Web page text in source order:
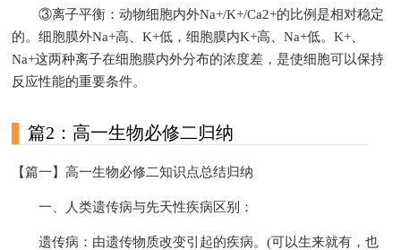
③离子平衡：动物细胞内外Na+/K+/Ca2+的比例是相对稳定
的。细胞膜外Na+高、K+低，细胞膜内K+高、Na+低。K+、
Na+这两种离子在细胞膜内外分布的浓度差，是使细胞可以保持
反应性能的重要条件。
篇2：高一生物必修二归纳
【篇一】高一生物必修二知识点总结归纳
一、人类遗传病与先天性疾病区别：
遗传病：由遗传物质改变引起的疾病。(可以生来就有，也